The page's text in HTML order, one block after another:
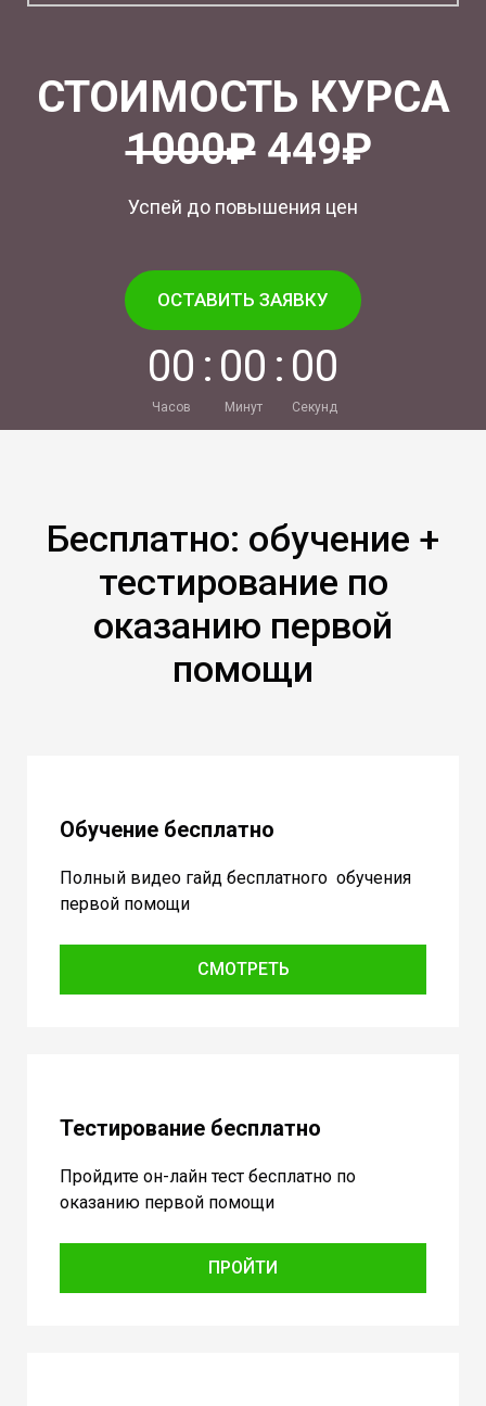
СТОИМОСТЬ КУРСА
1000₽449₽
Успей до повышения цен
ОСТАВИТЬ ЗАЯВКУ
00
Часов
: 00
Минут
: 00
Секунд
Бесплатно: обучение +
тестирование по
оказанию первой
помощи
Обучение бесплатно
Полный видео гайд бесплатного обучения
первой помощи
СМОТРЕТЬ
Тестирование бесплатно
Пройдите он-лайн тест бесплатно по
оказанию первой помощи
ПРОЙТИ